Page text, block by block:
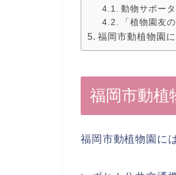
動物サポー
「植物園友
福岡市動植物園
福岡市動植
福岡市動植物園に